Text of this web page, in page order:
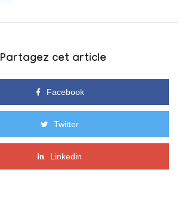
Partagez cet article
Facebook
Twitter
Linkedin